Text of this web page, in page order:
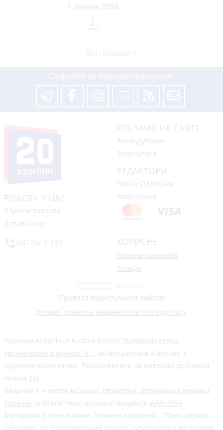
РОБОТА У НАС
Шукаєм таланти
Детальніше
РЕКЛАМА НА САЙТІ
Анна Дубовик
Звернутися
РЕДАКТОРИ
Ольга Сідлецька
Звернутися
КОРИСНЕ
Новини компаній
Огляди
Правила користування сайтом
Умови і правила надання платного доступу
Редакція керується в своїй роботі "Кодексом етики
українського журналіста" , затвердженим Комісією з
журналістської етики. Поскаржитись на матеріал до Комісії
можна тут
Видання є членом Асоціації Незалежні регіональні видавці
України та Всесвітньої асоціації видавців WAN-IFRA
Матеріали з позначками "Новини компаній", "Прес-служба",
"Реклама" та "Партнерський проєкт" опубліковані на правах